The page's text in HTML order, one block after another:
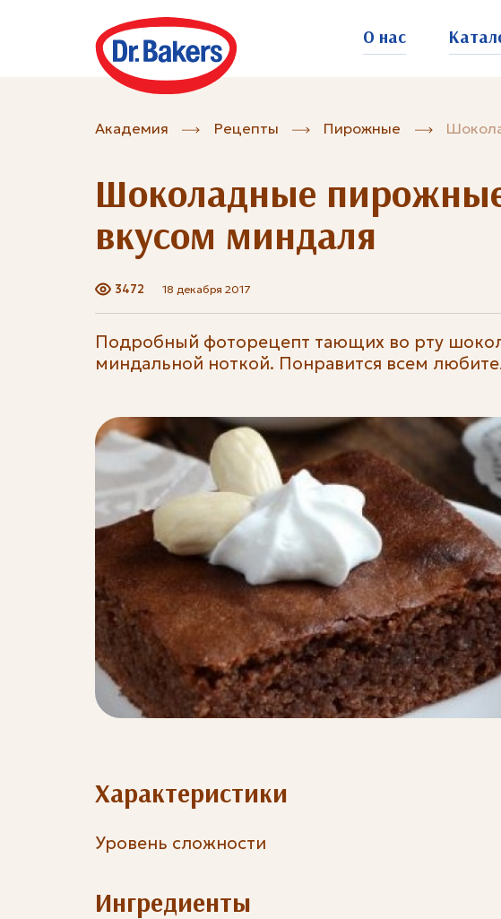
О нас
Академия Рецепты Пирожные
Шоколадные
вкусом миндаля
3472 18 декабря 2017
Подробный фоторецепт тающих во рту
миндальной ноткой. Понравится всем
Характеристики
Уровень сложности
Ингредиенты